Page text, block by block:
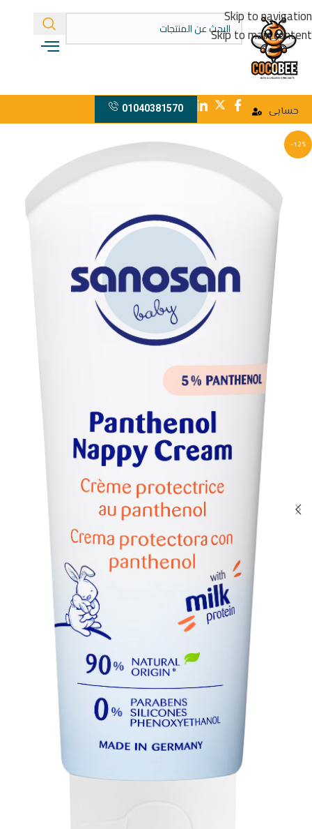
Skip to navigation
Skip to main content
حسابى 01040381570
-12%